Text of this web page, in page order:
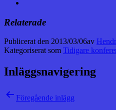
Relaterade
Publicerat den 2013/03/06av
Kategoriserat som Tidigare
Inläggsnavigering
Föregående inlägg